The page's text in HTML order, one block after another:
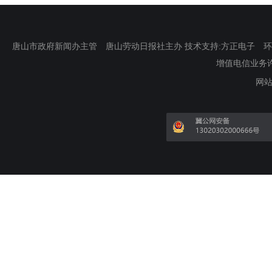
唐山市政府新闻办主管 唐山劳动日报社主办 技术支持:方正电子
增值电信业务
网